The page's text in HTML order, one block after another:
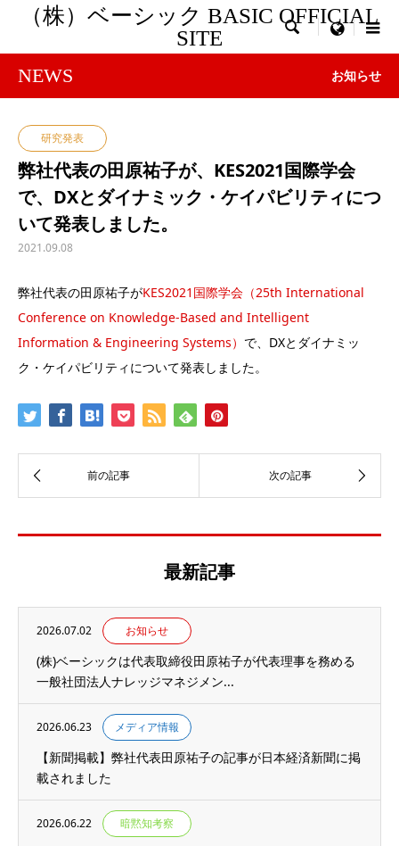
（株）ベーシック BASIC OFFICIAL
SITE
 menu
NEWS お知らせ
研究発表
弊社代表の田原祐子が、KES2021国際学会
で、DXとダイナミック・ケイパビリティにつ
いて発表しました。
2021.09.08
弊社代表の田原祐子がKES2021国際学会（25th International
Conference on Knowledge-Based and Intelligent
Information & Engineering Systems） で、DXとダイナミッ
ク・ケイパビリティについて発表しました。
最新記事
2026.07.02 お知らせ
(株)ベーシックは代表取締役田原祐子が代表理事を務める
一般社団法人ナレッジマネジメン...
2026.06.23 メディア情報
【新聞掲載】弊社代表田原祐子の記事が日本経済新聞に掲
載されました
2026.06.22 暗黙知考察